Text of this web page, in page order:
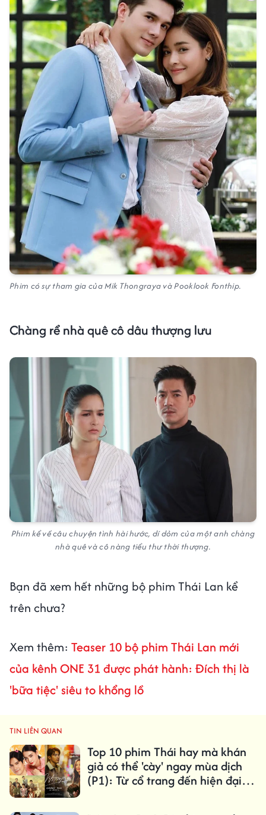
Phim có sự tham gia của Mik Thongraya và Pooklook Fonthip.
Chàng rể nhà quê cô dâu thượng lưu
Phim kể về câu chuyện tình hài hước, dí dỏm của một anh chàng
nhà quê và cô nàng tiểu thư thời thượng.
Bạn đã xem hết những bộ phim Thái Lan kể
trên chưa?
Xem thêm: Teaser 10 bộ phim Thái Lan mới
của kênh ONE 31 được phát hành: Đích thị là
'bữa tiệc' siêu to khổng lồ
TIN LIÊN QUAN
Top 10 phim Thái hay mà khán
giả có thể 'cày' ngay mùa dịch
(P1): Từ cổ trang đến hiện đại